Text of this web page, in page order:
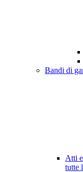
Bandi di
Atti
tutte